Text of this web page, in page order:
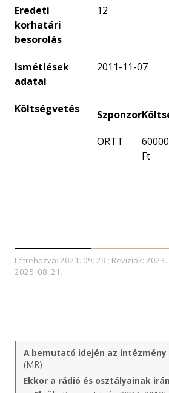
Eredeti
korhatári
besorolás
12
Ismétlések
adatai
2011-11-07
Költségvetés Szponzor
ORTT
Ft
Létrehozva: 2021. 09. 29.; Revíziók:
2025. 08. 21.
A bemutató idején az intézmény
(MR)
Ekkor a rádió és osztályainak